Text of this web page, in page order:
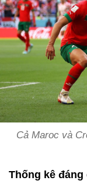
Cả Maroc và
Thống kê